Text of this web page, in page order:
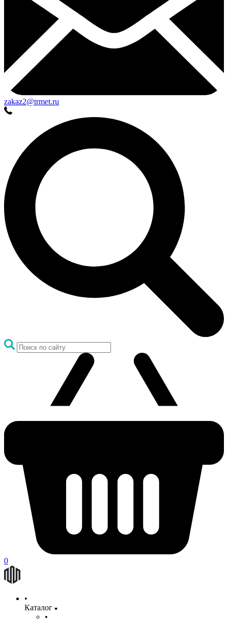
zakaz2@trmet.ru
0
Каталог